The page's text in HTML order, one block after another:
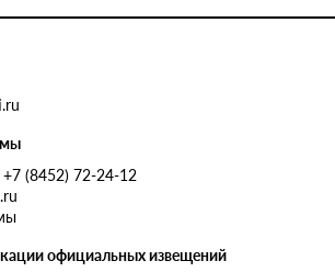
(8452) 72-24-12
официальных извещений